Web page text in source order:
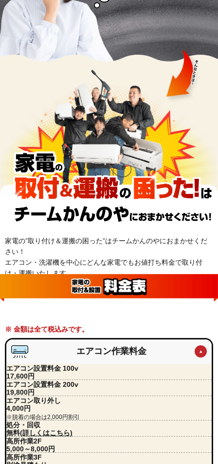
料金表
家電の”取り付け＆運搬の困った”はチームかんのやにおまかせくだ
さい！
エアコン・洗濯機を中心にどんな家電でもお値打ち料金で取り付
け・運搬いたします。
※ 金額は全て税込みです。
エアコン作業料金
エアコン設置料金 100v
17,600円
エアコン設置料金 200v
19,800円
エアコン取り外し
4,000円
※脱着の場合は2,000円割引
処分・回収
無料(詳しくはこちら)
高所作業2F
5,000～8,000円
高所作業3F